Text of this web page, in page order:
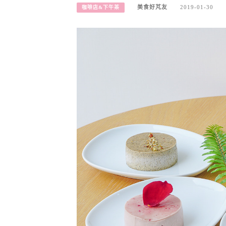
咖啡店&下午茶 美食好芃友 2019-01-30